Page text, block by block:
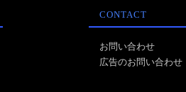
CONTACT
お問い合わせ
広告のお問い合わせ